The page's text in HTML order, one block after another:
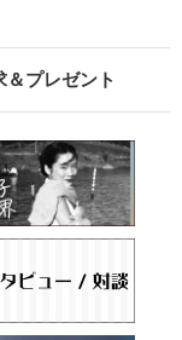
プレゼント